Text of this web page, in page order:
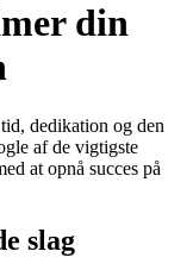
din
dedikation og den
af de vigtigste
at opnå succes på
slag